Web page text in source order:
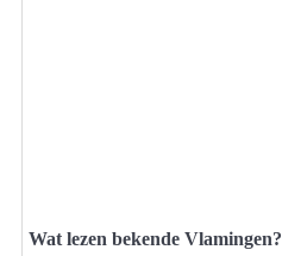
Wat lezen bekende Vlamingen?